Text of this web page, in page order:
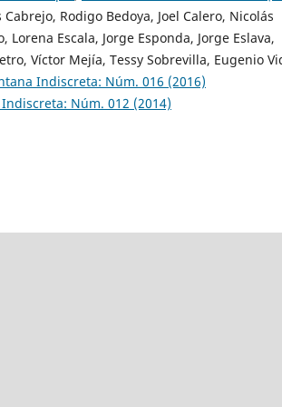
Rodigo Bedoya, Joel Calero, Nicolás
Escala, Jorge Esponda, Jorge Eslava,
Víctor Mejía, Tessy Sobrevilla, Eugenio
Indiscreta: Núm. 016 (2016)
Núm. 012 (2014)